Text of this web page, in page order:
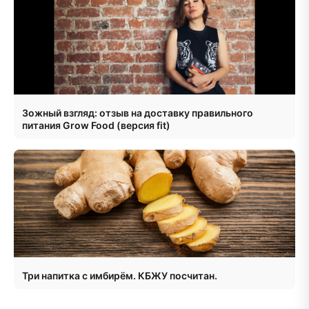
Зожный взгляд: отзыв на доставку правильного
питания Grow Food (версия fit)
Три напитка с имбирём. КБЖУ посчитан.